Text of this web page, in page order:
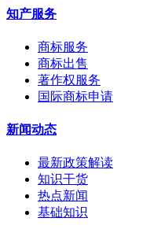
知产服务
商标服务
商标出售
著作权服务
国际商标申请
新闻动态
最新政策解读
知识干货
热点新闻
基础知识